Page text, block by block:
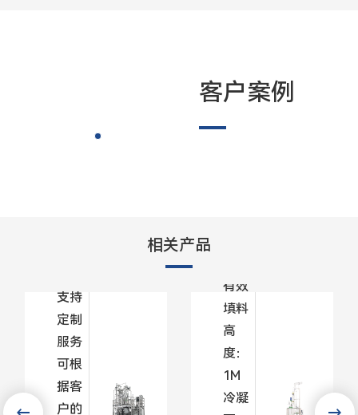
客户案例
相关产品
支持
定制
服务
可根
据客
户的
有效
填料
高
度：
1M
冷凝